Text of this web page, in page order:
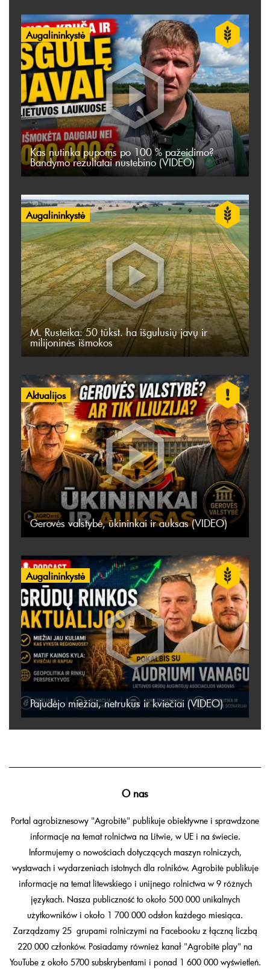
Augalininkystė
Kas nutinka pupoms po 100 % pažeidimo?
Bandymo rezultatai nustebino (VIDEO)
Augalininkystė
M. Rusteika: 50 tūkst. ha išgulusių javų ir
milijoninės išmokos
Aktualijos
Gerovės valstybė, ūkininkai ir auksas (VIDEO)
Augalininkystė
Pajudėjo miežiai, netrukus ir kviečiai (VIDEO)
O nas
Portal agrobiznesowy "Agrobitė" publikuje obiektywne i sprawdzone
informacje na temat rolnictwa na Litwie, w UE i na świecie.
Informujemy o nowościach dotyczących maszyn rolniczych,
wystawach i wydarzeniach istotnych dla rolników. Agrobitė publikuje
informacje na temat litewskiego i unijnego rolnictwa w 9 różnych
językach. Nasza publiczność to około 500 000 unikalnych
użytkowników i około 1 700 000 odsłon każdego miesiąca.
Zarządzamy 25 grupami rolniczymi na Facebooku z łączną liczbą
220 000 członków. Posiadamy również kanał "Agrobitė play" na
YouTube z około 5700 subskrybentami i ponad 1 600 000 wyświetleń.